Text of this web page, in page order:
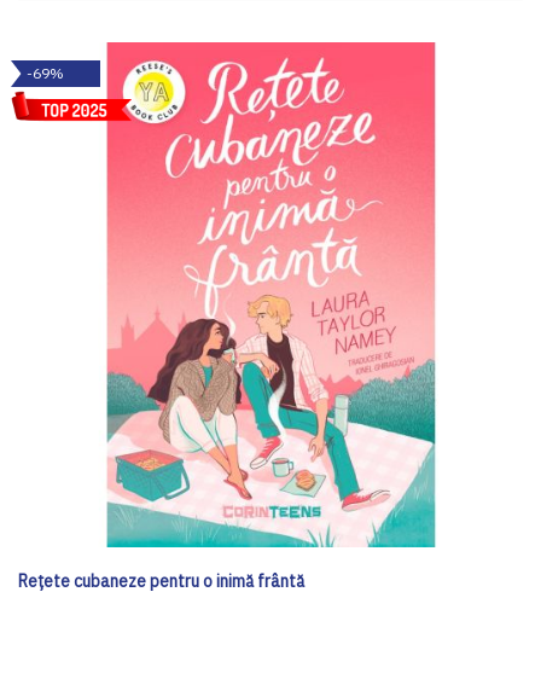
-69%
Rețete cubaneze pentru o inimă frântă